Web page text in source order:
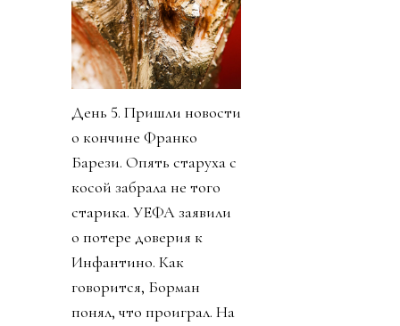
День 5. Пришли новости
о кончине Франко
Барези. Опять старуха с
косой забрала не того
старика. УЕФА заявили
о потере доверия к
Инфантино. Как
говорится, Борман
понял, что проиграл. На